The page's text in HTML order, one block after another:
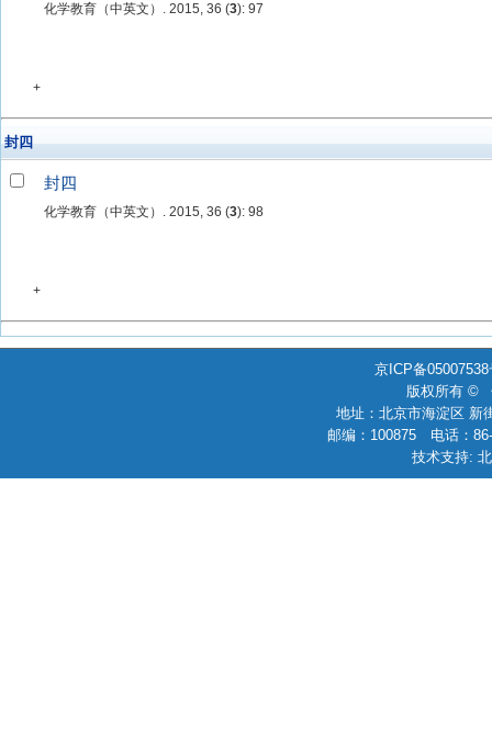
化学教育（中英文）. 2015, 36 (3): 97
+
封四
封四
化学教育（中英文）. 2015, 36 (3): 98
+
京ICP备
版权所有 ©
地址：北京市海淀区 新
邮编：100875 电话：
技术支持: